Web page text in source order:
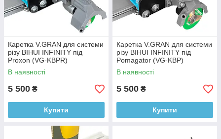
Каретка V.GRAN для системи
різу BIHUI INFINITY під
Proxon (VG-KBPR)
В наявності
5 500 ₴
Купити
Каретка V.GRAN для системи
різу BIHUI INFINITY під
Pomagator (VG-KBP)
В наявності
5 500 ₴
Купити